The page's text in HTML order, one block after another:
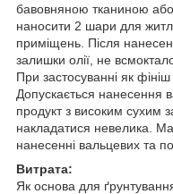
бавовняною тканиною
наносити 2 шари для
приміщень. Після
залишки олії, не
При застосуванні як
Допускається нанесення
продукт з високим сухим
накладатися невелика.
нанесенні вальцевих та
Витрата:
Як основа для